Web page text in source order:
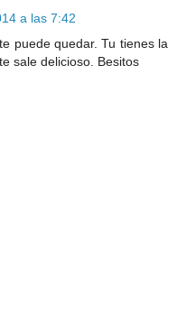
a las 7:42
puede quedar. Tu tienes la
sale delicioso. Besitos